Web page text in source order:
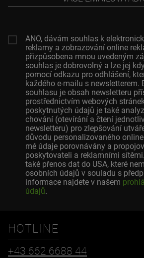
adresa
ANO, dávám souhlas k
reklamy a zobrazování online
přizpůsobena mnou uvedeným
souhlas je dobrovolný a lze jej
pomocí odkazu pro odhlášení,
každého e-mailu s newsletterem.
souhlasu je obsah newsletteru
prostřednictvím webových
poskytnutých údajů je také
chování (otevírání a čtení
newsletteru) pro zlepšování
důvodu personalizovaného
mé údaje porovnávány a
poskytovateli a reklamními
také přenos dat do USA, které
osobních údajů v souladu s
informace najdete v našem
údajů.
HOTLINE
+43 662 6688 44